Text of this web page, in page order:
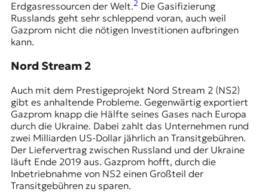
Erdgasressourcen der Welt.2 Die Gasifizierung
Russlands geht sehr schleppend voran, auch weil
Gazprom nicht die nötigen Investitionen aufbringen
kann.
Nord Stream 2
Auch mit dem Prestigeprojekt Nord Stream 2 (NS2)
gibt es anhaltende Probleme. Gegenwärtig exportiert
Gazprom knapp die Hälfte seines Gases nach Europa
durch die Ukraine. Dabei zahlt das Unternehmen rund
zwei Milliarden US-Dollar jährlich an Transitgebühren.
Der Liefervertrag zwischen Russland und der Ukraine
läuft Ende 2019 aus. Gazprom hofft, durch die
Inbetriebnahme von NS2 einen Großteil der
Transitgebühren zu sparen.